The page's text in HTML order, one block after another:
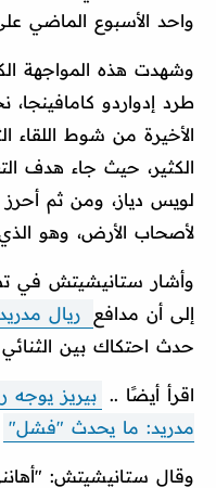
واحد الأسبوع الماضي
وشهدت هذه المواجهة
طرد إدواردو كامافينجا،
الأخيرة من شوط اللقاء
الكثير، حيث جاء هدف
لويس دياز، ومن ثم أحرز
لأصحاب الأرض، وهو الذي
وأشار ستانيشيتش في
إلى أن مدافع
ريال
حدث احتكاك بين
اقرأ أيضًا .. بيريز يوجه
مدريد: ما يحدث "فشل"
وقال ستانيشيتش: